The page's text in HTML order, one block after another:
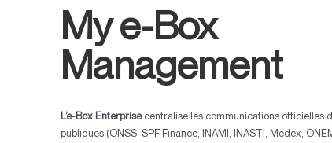
My e-Box
Management
L’e-Box Enterprisecentralise les communications officielles
publiques (ONSS, SPF Finance, INAMI, INASTI, Medex,